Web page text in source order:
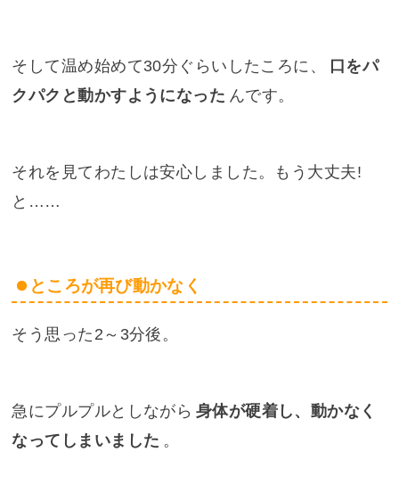
そして温め始めて30分ぐらいしたころに、
口をパ
クパクと動かすようになった んです。
それを見てわたしは安心しました。もう大丈夫!
と……
ところが再び動かなく
そう思った2～3分後。
急にプルプルとしながら 身体が硬着し、動かなく
なってしまいました 。